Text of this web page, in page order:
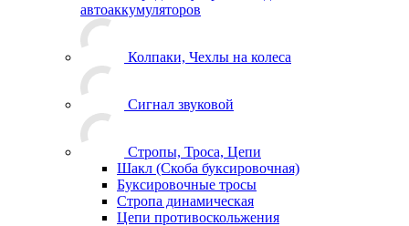
автоаккумуляторов
Колпаки, Чехлы на колеса
Сигнал звуковой
Стропы, Троса, Цепи
Шакл (Скоба буксировочная)
Буксировочные тросы
Стропа динамическая
Цепи противоскольжения